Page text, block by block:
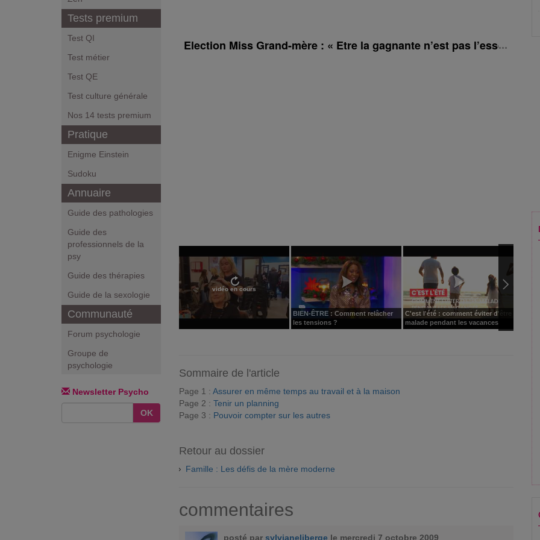
Tests premium
Test QI
Test métier
Test QE
Test culture générale
Nos 14 tests premium
Pratique
Enigme Einstein
Sudoku
Annuaire
Guide des pathologies
Guide des
professionnels de la
psy
Guide des thérapies
Guide de la sexologie
Communauté
Forum psychologie
Groupe de
psychologie
Newsletter Psycho
OK
Election Miss Grand-mère : « Etre la gagnante n’est pas l’essentiel »
vidéo en cours
BIEN-ÊTRE : Comment relâcher
les tensions ?
C'est l'été : comment éviter d'être
malade pendant les vacances
C'est
Sommaire de l'article
Page 1 : Assurer en même temps au travail et à la maison
Page 2 : Tenir un planning
Page 3 : Pouvoir compter sur les autres
Retour au dossier
Famille : Les défis de la mère moderne
commentaires
posté par sylvianeliberge le mercredi 7 octobre 2009